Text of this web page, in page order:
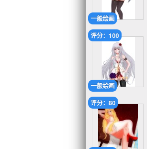
一般绘画
一般绘画
评分：100
评分：80